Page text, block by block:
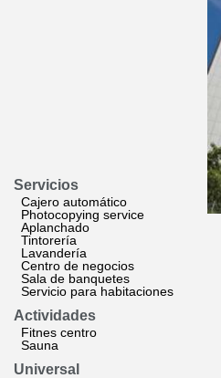
Servicios
Cajero automático
Photocopying service
Aplanchado
Tintorería
Lavandería
Centro de negocios
Sala de banquetes
Servicio para habitaciones
Actividades
Fitnes centro
Sauna
Universal